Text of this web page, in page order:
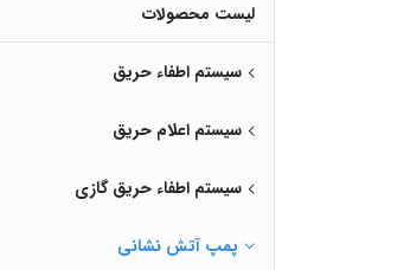
لیست محصولات
سیستم اطفاء حریق
سیستم اعلام حریق
سیستم اطفاء حریق گازی
پمپ آتش نشانی